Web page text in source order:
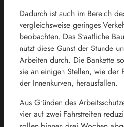
Dadurch ist auch im Bereich
vergleichsweise geringes
beobachten. Das Staatliche
nutzt diese Gunst der Stunde
Arbeiten durch. Die Bankette
sie an einigen Stellen, wie der
der Innenkurven, herausfallen.
Aus Gründen des
vier auf zwei Fahrstreifen